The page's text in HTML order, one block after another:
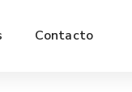
Contacto